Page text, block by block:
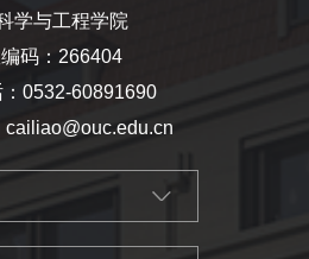
学与工程学院
码：266404
0532-60891690
cailiao@ouc.edu.cn